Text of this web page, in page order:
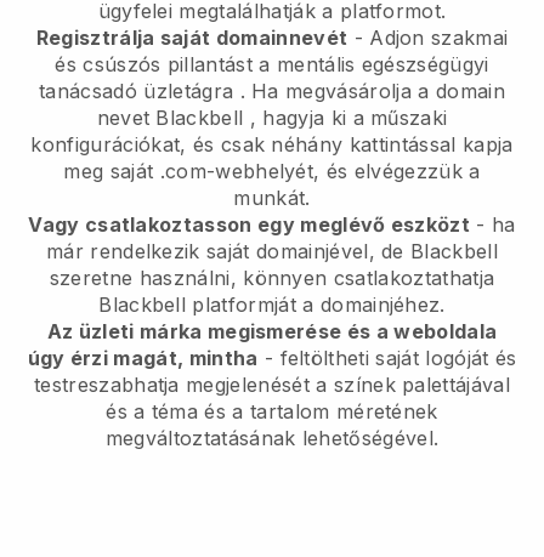
ügyfelei megtalálhatják a platformot.
Regisztrálja saját domainnevét - Adjon szakmai
és csúszós pillantást a mentális egészségügyi
tanácsadó üzletágra . Ha megvásárolja a domain
nevet Blackbell , hagyja ki a műszaki
konfigurációkat, és csak néhány kattintással kapja
meg saját .com-webhelyét, és elvégezzük a
munkát.
Vagy csatlakoztasson egy meglévő eszközt - ha
már rendelkezik saját domainjével, de Blackbell
szeretne használni, könnyen csatlakoztathatja
Blackbell platformját a domainjéhez.
Az üzleti márka megismerése és a weboldala
úgy érzi magát, mintha - feltöltheti saját logóját és
testreszabhatja megjelenését a színek palettájával
és a téma és a tartalom méretének
megváltoztatásának lehetőségével.